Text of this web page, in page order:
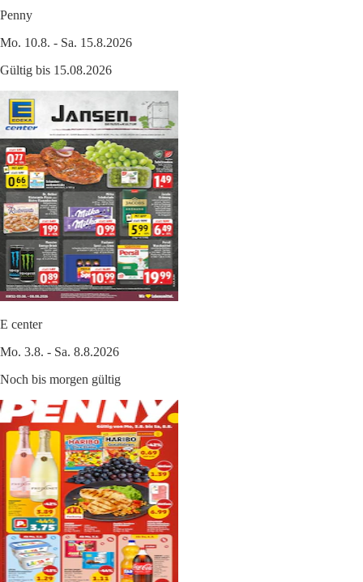
Penny
Mo. 10.8. - Sa. 15.8.2026
Gültig bis 15.08.2026
E center
Mo. 3.8. - Sa. 8.8.2026
Noch bis morgen gültig